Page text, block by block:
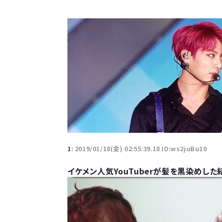
1: 2019/01/18(金) 02:55:39.18 ID:ws2juBu10
イケメン人気YouTuberが髪を黒染めした